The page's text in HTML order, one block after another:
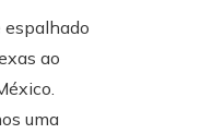
espalhado
ao
uma